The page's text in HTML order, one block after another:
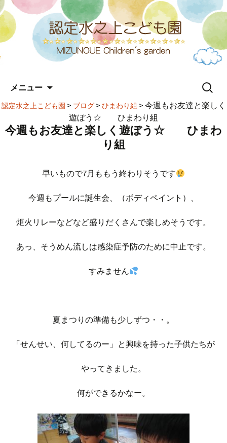
メニュー
テ
ツ
へ
プ
検
認定水之上こども園 > ブログ> ひまわり組 > 今週もお友達と楽しく
遊ぼう☆ ひまわり組
今週もお友達と楽しく遊ぼう☆ ひまわ
り組
早いもので7月ももう終わりそうです
今週もプールに誕生会、（ボディペイント）、
炬火リレーなどなど盛りだくさんで楽しめそうです。
あっ、そうめん流しは感染症予防のために中止です。
すみません
夏まつりの準備も少しずつ・・。
「せんせい、何してるのー」と興味を持った子供たちが
やってきました。
何ができるかなー。